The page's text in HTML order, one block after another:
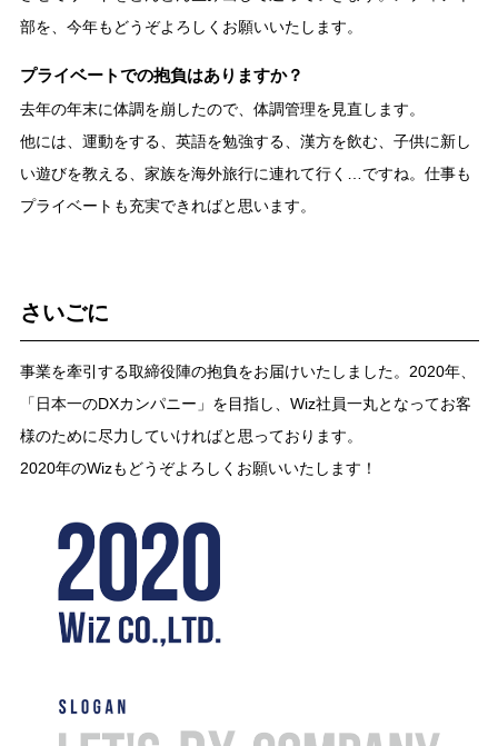
部を、今年もどうぞよろしくお願いいたします。
プライベートでの抱負はありますか？
去年の年末に体調を崩したので、体調管理を見直します。
他には、運動をする、英語を勉強する、漢方を飲む、子供に新し
い遊びを教える、家族を海外旅行に連れて行く…ですね。仕事も
プライベートも充実できればと思います。
さいごに
事業を牽引する取締役陣の抱負をお届けいたしました。2020年、
「日本一のDXカンパニー」を目指し、Wiz社員一丸となってお客
様のために尽力していければと思っております。
2020年のWizもどうぞよろしくお願いいたします！